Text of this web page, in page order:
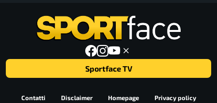
Sportface TV
Contatti Disclaimer Homepage Privacy policy